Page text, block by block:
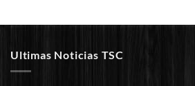
Ultimas Noticias TSC